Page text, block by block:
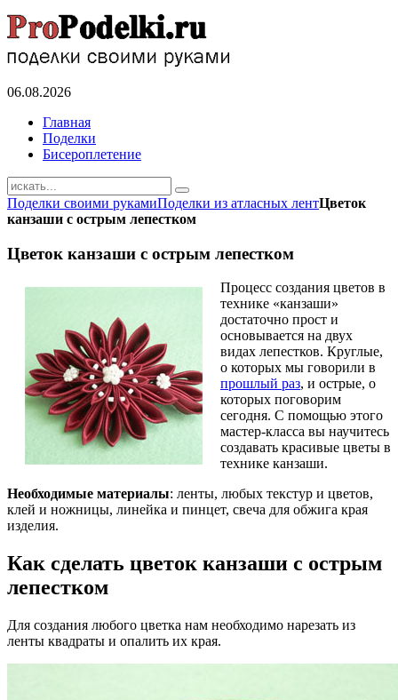
06.08.2026
Главная
Поделки
Бисероплетение
Поделки своими рукамиПоделки из атласных лентЦветок
канзаши с острым лепестком
Цветок канзаши с острым лепестком
Процесс создания цветов в
технике «канзаши»
достаточно прост и
основывается на двух
видах лепестков. Круглые,
о которых мы говорили в
прошлый раз, и острые, о
которых поговорим
сегодня. С помощью этого
мастер-класса вы научитесь
создавать красивые цветы в
технике канзаши.
Необходимые материалы: ленты, любых текстур и цветов,
клей и ножницы, линейка и пинцет, свеча для обжига края
изделия.
Как сделать цветок канзаши с острым
лепестком
Для создания любого цветка нам необходимо нарезать из
ленты квадраты и опалить их края.